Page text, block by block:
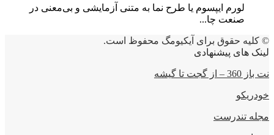
لورم ایپسوم یا طرح‌ نما به متنی آزمایشی و بی‌معنی در
صنعت چا...
© کلیه حقوق برای آیکیومگ محفوظ است.
لینک های پیشنهادی
نت باز 360 – از گجت تا گیشه
خودریکو
مجله‌ تندرست